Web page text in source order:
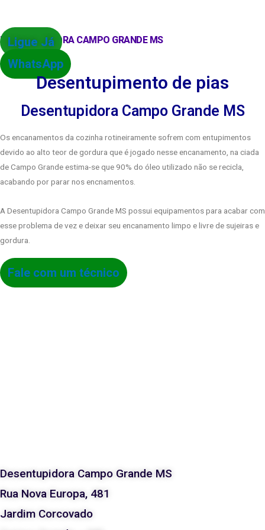
DESENTUPIDORA CAMPO GRANDE MS
Ligue Já
WhatsApp
Desentupimento de pias
Desentupidora Campo Grande MS
Os encanamentos da cozinha rotineiramente sofrem com entupimentos
devido ao alto teor de gordura que é jogado nesse encanamento, na ciada
de Campo Grande estima-se que 90% do óleo utilizado não se recicla,
acabando por parar nos encnamentos.
A Desentupidora Campo Grande MS possui equipamentos para acabar com
esse problema de vez e deixar seu encanamento limpo e livre de sujeiras e
gordura.
Fale com um técnico
Desentupidora Campo Grande MS
Rua Nova Europa, 481
Jardim Corcovado